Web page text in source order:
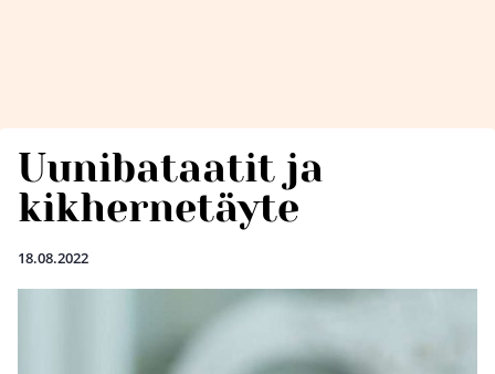
Uunibataatit ja
kikhernetäyte
18.08.2022